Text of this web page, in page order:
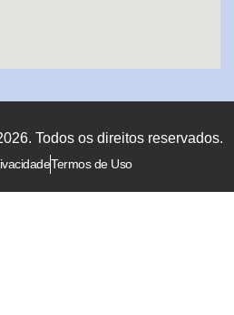
Todos os direitos reservados.
Termos de Uso